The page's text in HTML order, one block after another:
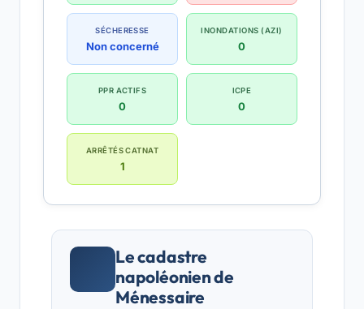
SÉCHERESSE
Non concerné
INONDATIONS (AZI)
0
PPR ACTIFS
0
ICPE
0
ARRÊTÉS CATNAT
1
Le cadastre
napoléonien de
Ménessaire